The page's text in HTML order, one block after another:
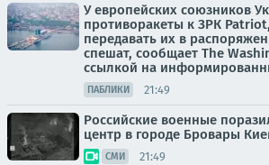
У европейских союзников
противоракеты к ЗРК
передавать их в
спешат, сообщает The
ссылкой на
ПАБЛИКИ 21:49
Российские военные
центр в городе Бровары
СМИ 21:49